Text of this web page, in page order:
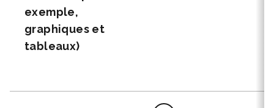
exemple,
graphiques et
tableaux)